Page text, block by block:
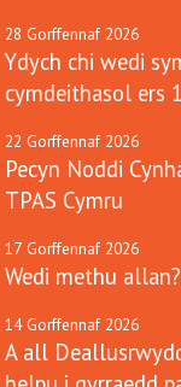
28 Gorffennaf 2026
Ydych chi wedi
cymdeithasol ers
22 Gorffennaf 2026
Pecyn Noddi
TPAS Cymru
17 Gorffennaf 2026
Wedi methu
14 Gorffennaf 2026
A all